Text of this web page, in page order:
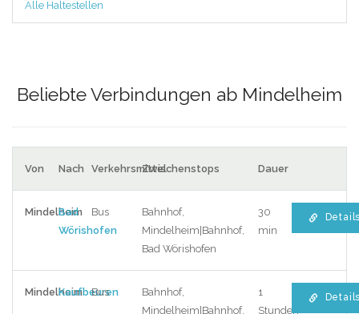
Alle Haltestellen
Beliebte Verbindungen ab Mindelheim
Von Nach VerkehrsmittelZwischenstops Dauer
Mindelheim
Bad
Wörishofen
Bus
Bahnhof,
Mindelheim|Bahnhof,
Bad Wörishofen
30
min
MindelheimKaufbeuren
Bus
Bahnhof,
Mindelheim|Bahnhof,
1
Stunden